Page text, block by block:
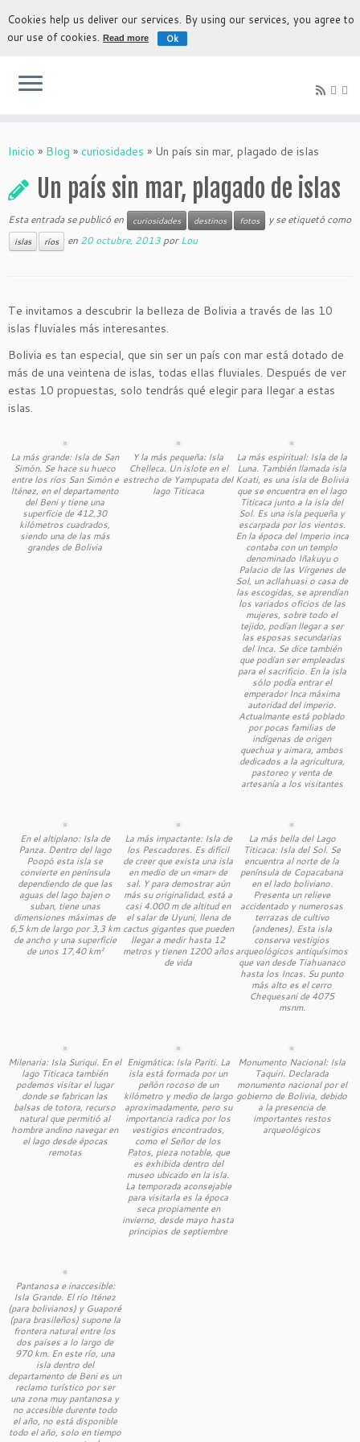
La experiencia más auténtica para descubrir Bolivia
Inicio » Blog » curiosidades » Un país sin mar, plagado de islas
Un país sin mar, plagado de islas
Esta entrada se publicó en curiosidades destinos fotos y se etiquetó como
islas ríos en 20 octubre, 2013 porLou
Te invitamos a descubrir la belleza de Bolivia a través de las 10
islas fluviales más interesantes.
Bolivia es tan especial, que sin ser un país con mar está dotado de
más de una veintena de islas, todas ellas fluviales. Después de ver
estas 10 propuestas, solo tendrás qué elegir para llegar a estas
islas.
La más grande: Isla de San
Simón. Se hace su hueco
entre los ríos San Simón e
Iténez, en el departamento
del Beni y tiene una
superficie de 412,30
kilómetros cuadrados,
siendo una de las más
grandes de Bolivia
Y la más pequeña: Isla
Chelleca. Un islote en el
estrecho de Yampupata del
lago Titicaca
La más espiritual: Isla de la
Luna. También llamada isla
Koati, es una isla de Bolivia
que se encuentra en el lago
Titicaca junto a la isla del
Sol. Es una isla pequeña y
escarpada por los vientos.
En la época del Imperio inca
contaba con un templo
denominado Iñakuyu o
Palacio de las Vírgenes de
Sol, un acllahuasi o casa de
las escogidas, se aprendían
los variados oficios de las
mujeres, sobre todo el
tejido, podían llegar a ser
las esposas secundarias
del Inca. Se dice también
que podían ser empleadas
para el sacrificio. En la isla
sólo podía entrar el
emperador Inca máxima
autoridad del imperio.
Actualmante está poblado
por pocas familias de
indígenas de origen
quechua y aimara, ambos
dedicados a la agricultura,
pastoreo y venta de
artesanía a los visitantes
En el altiplano: Isla de
Panza. Dentro del lago
Poopó esta isla se
convierte en península
dependiendo de que las
aguas del lago bajen o
suban, tiene unas
dimensiones máximas de
6,5 km de largo por 3,3 km
de ancho y una superficie
de unos 17,40 km²
La más impactante: Isla de
los Pescadores. Es difícil
de creer que exista una isla
en medio de un «mar» de
sal. Y para demostrar aún
más su originalidad, está a
casi 4.000 m de altitud en
el salar de Uyuni, llena de
cactus gigantes que pueden
llegar a medir hasta 12
metros y tienen 1200 años
de vida
La más bella del Lago
Titicaca: Isla del Sol. Se
encuentra al norte de la
península de Copacabana
en el lado boliviano.
Presenta un relieve
accidentado y numerosas
terrazas de cultivo
(andenes). Esta isla
conserva vestigios
arqueológicos antiquísimos
que van desde Tiahuanaco
hasta los Incas. Su punto
más alto es el cerro
Chequesani de 4075
msnm.
Milenaria: Isla Suriqui. En el
lago Titicaca también
podemos visitar el lugar
donde se fabrican las
balsas de totora, recurso
natural que permitió al
hombre andino navegar en
el lago desde épocas
remotas
Enigmática: Isla Pariti. La
isla está formada por un
peñón rocoso de un
kilómetro y medio de largo
aproximadamente, pero su
importancia radica por los
vestigios encontrados,
como el Señor de los
Patos, pieza notable, que
es exhibida dentro del
museo ubicado en la isla.
La temporada aconsejable
para visitarla es la época
seca propiamente en
invierno, desde mayo hasta
principios de septiembre
Monumento Nacional: Isla
Taquiri. Declarada
monumento nacional por el
gobierno de Bolivia, debido
a la presencia de
importantes restos
arqueológicos
Pantanosa e inaccesible:
Isla Grande. El río Iténez
(para bolivianos) y Guaporé
(para brasileños) supone la
frontera natural entre los
dos países a lo largo de
970 km. En este río, una
isla dentro del
departamento de Beni es un
reclamo turístico por ser
una zona muy pantanosa y
no accesible durente todo
el año, no está disponible
todo el año, solo en tiempo
Cookies help us deliver our services. By using our services, you agree to
our use of cookies.Read more Ok